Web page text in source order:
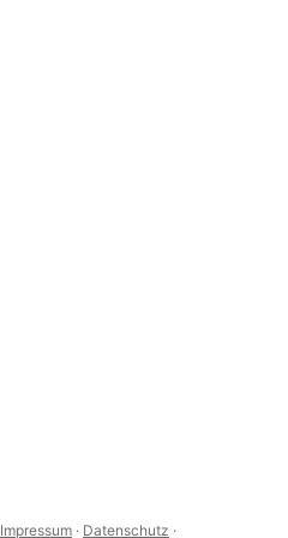
Impressum · Datenschutz ·